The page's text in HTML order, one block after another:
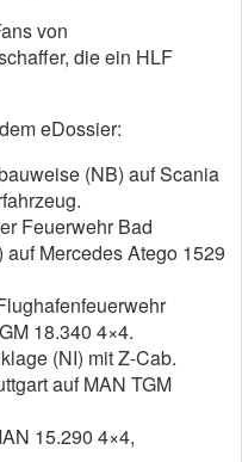
von
die ein HLF
eDossier:
(NB) auf Scania
Feuerwehr Bad
Mercedes Atego 1529
18.340 4×4.
(NI) mit Z-Cab.
auf MAN TGM
15.290 4×4,